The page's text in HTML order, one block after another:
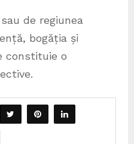
de regiunea
bogăția și
constituie o